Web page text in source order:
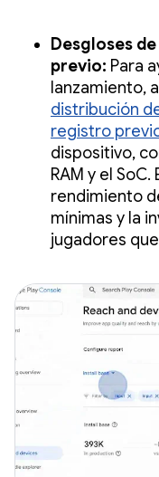
Desgloses
previo: Para
lanzamiento,
distribución
registro
dispositivo,
RAM y el
rendimiento
mínimas y la
jugadores